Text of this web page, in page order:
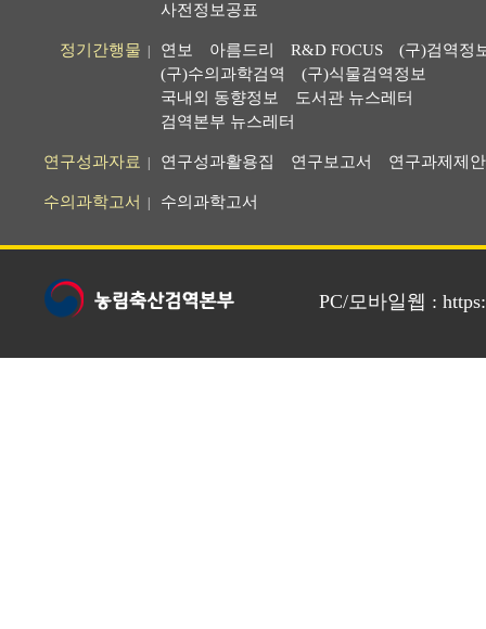
사전정보공표
정기간행물 연보 아름드리 R&D FOCUS
(구)검역정
(구)수의과학검역
(구)식물검역정보
국내외 동향정보
도서관 뉴스레터
검역본부 뉴스레터
연구성과자료 연구성과활용집 연구보고서 연구과제제
수의과학고서 수의과학고서
PC/모바일웹 :